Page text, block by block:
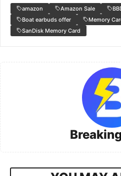
amazon Amazon Sale
Boat earbuds offer
Memory
SanDisk Memory Card